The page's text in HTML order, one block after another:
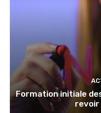
Formation initiale
revoir